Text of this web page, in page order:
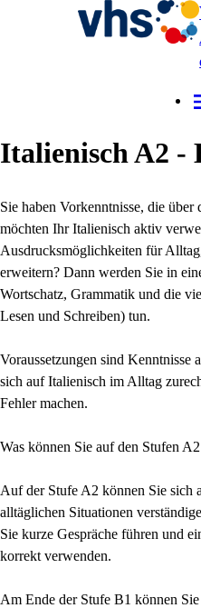
Italienisch A2 -
Sie haben Vorkenntnisse, die
möchten Ihr Italienisch aktiv
Ausdrucksmöglichkeiten für
erweitern? Dann werden Sie in
Wortschatz, Grammatik und die
Lesen und Schreiben) tun.
Voraussetzungen sind Kenntnisse
sich auf Italienisch im Alltag
Fehler machen.
Was können Sie auf den Stufen
Auf der Stufe A2 können Sie sich
alltäglichen Situationen
Sie kurze Gespräche führen und
korrekt verwenden.
Am Ende der Stufe B1 können